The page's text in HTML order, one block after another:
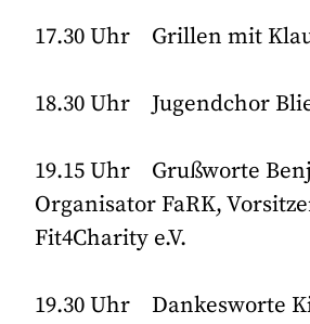
17.30 Uhr Grillen mit
18.30 Uhr Jugendchor
19.15 Uhr Grußworte
Organisator FaRK,
Fit4Charity e.V.
19.30 Uhr Dankesworte